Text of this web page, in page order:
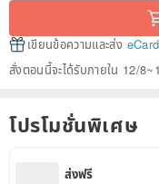
เขียนข้อความและส่ง eCard
สั่งตอนนี้จะได้รับภายใน 12/
โปรโมชั่นพิเศษ
ส่งฟรี